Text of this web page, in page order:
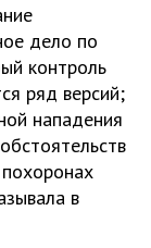
дело по
контроль
ряд версий;
нападения
в